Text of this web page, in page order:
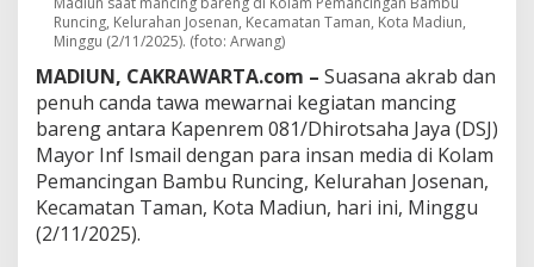
a
E
r
a
t
k
a
n
S
i
Runcing, Kelurahan Josenan, Kecamatan Taman, Kota Madiun,
Minggu (2/11/2025). (foto: Arwang)
MADIUN, CAKRAWARTA.com – Suasana akrab dan
penuh canda tawa mewarnai kegiatan mancing
bareng antara Kapenrem 081/Dhirotsaha Jaya (DSJ)
Mayor Inf Ismail dengan para insan media di Kolam
Pemancingan Bambu Runcing, Kelurahan Josenan,
Kecamatan Taman, Kota Madiun, hari ini, Minggu
(2/11/2025).